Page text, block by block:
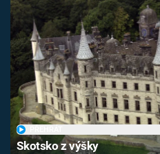
Skotsko z výšky